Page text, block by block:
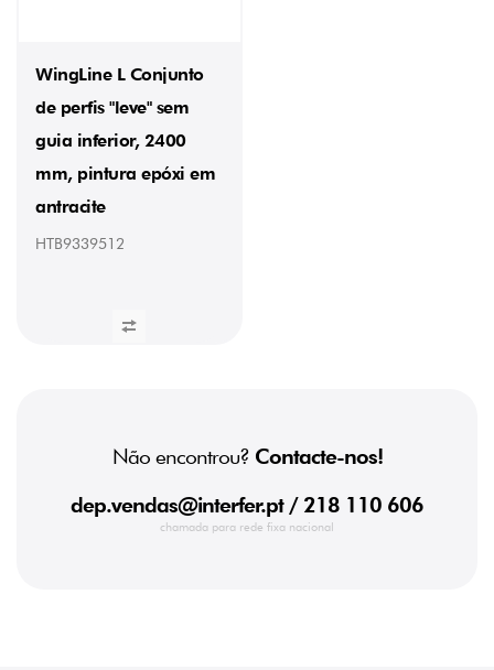
WingLine L Conjunto
de perfis "leve" sem
guia inferior, 2400
mm, pintura epóxi em
antracite
HTB9339512
Não encontrou? Contacte-nos!
dep.vendas@interfer.pt/ 218 110 606
chamada para rede fixa nacional